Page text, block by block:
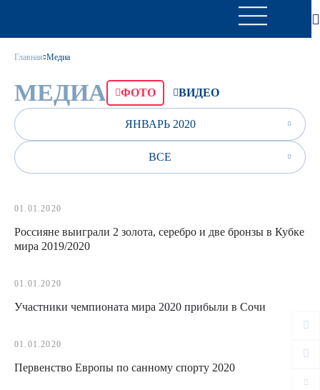
Главная Медиа
МЕДИА ФОТО ВИДЕО
ЯНВАРЬ 2020
ВСЕ
01.01.2020
Россияне выиграли 2 золота, серебро и две бронзы в Кубке
мира 2019/2020
01.01.2020
Участники чемпионата мира 2020 прибыли в Сочи
01.01.2020
Первенство Европы по санному спорту 2020